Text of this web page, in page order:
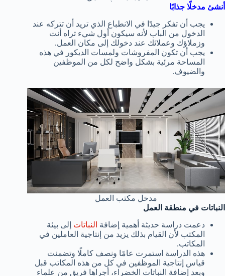
أنشئ مدخلًا جذابًا
يجب أن تفكر جيدًا في الانطباع الذي تريد أن تتركه عند
الدخول من الباب لأنه سيكون أول شيء تراه أنت
وزملاؤك وعملائك عند دخولك إلى مكان العمل.
يجب أن تكون المفروشات ولمسات الديكور في هذه
المساحة مرئية بشكل واضح لكل من الموظفين
والضيوف.
مدخل مكتب العمل
النباتات في منطقة العمل
دعمت دراسة حديثة أهمية إضافة النباتات إلى بيئة
المكتب لأن القيام بذلك يزيد من إنتاجية العاملين في
المكاتب.
هذه الدراسة استمرت عامًا ونصف كاملًا وتضمنت
قياس إنتاجية الموظفين في كل من هذه المكاتب قبل
وبعد إضافة النباتات الخضراء، أجراها فريق من علماء